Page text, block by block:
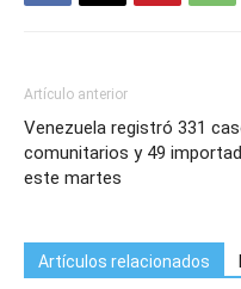
Artículo anterior
Venezuela registró 331
comunitarios y 49
este martes
Artículos relacionados